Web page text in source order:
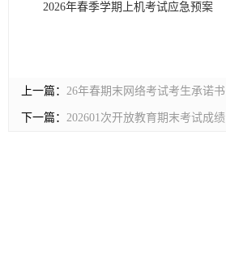
2026年春季学期上机考试应急预案
上一篇： 26年春期末网络考试考生承诺书
下一篇： 202601次开放教育期末考试成绩